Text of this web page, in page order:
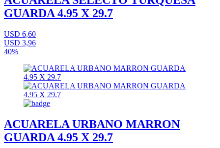
GUARDA 4.95 X 29.7
USD 6,60
USD 3,96
40%
ACUARELA URBANO MARRON
GUARDA 4.95 X 29.7